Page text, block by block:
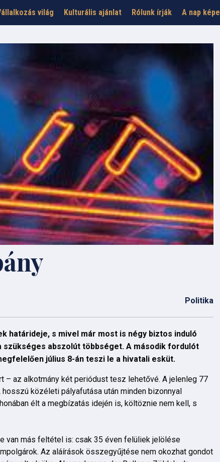
világ Kulturális ajánlat Rólunk írják A nap képe
Politika
határideje, s mivel már most is négy biztos induló
abszolút többséget. A második fordulót
július 8-án teszi le a hivatali esküt.
– az alkotmány két periódust tesz lehetővé. A jelenleg 77
közéleti pályafutása után minden bizonnyal
élt a megbízatás idején is, költöznie nem kell, s
van más feltétel is: csak 35 éven felüliek jelölése
Az aláírások összegyűjtése nem okozhat gondot